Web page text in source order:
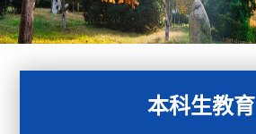
本科生教育